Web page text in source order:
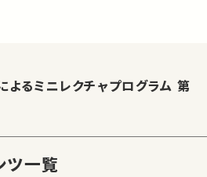
よるミニレクチャプログラム 第
ツ一覧